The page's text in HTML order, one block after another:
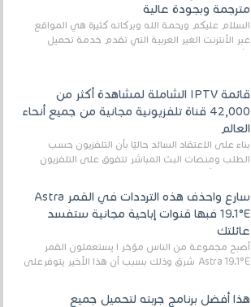
مترجمة وبجودة عالية
السلام عليكم ورحمة الله وبركاته كثيرة هي المواقع
عبر الأنترنت الغير العربية التي تقدم خدمة تحميل
الأفلام على التورنت ، ومعظم هذه المواقع ل...
قائمة IPTV الشاملة لمشاهدة أكثر من
42,000 قناة تلفزيونية مجانية من جميع أنحاء
العالم
بناءً على الاعتقاد السائد حاليًا بأن التلفزيون حسب
الطلب ومنصات البث المباشر تتفوق على التلفزيون
الرقمي الأرضي التقليدي، يُعدّ IPTV-org خيار...
سارع واحذف هذه الترددات في القمر Astra
19.1°E فبها قنوات إباحية مجانية ستفسد
عائلتك
أصبح مجموعة من الناس مؤخر ا يستعملون القمر
Astra 19.1°E شرق وذلك بسبب أن هذا الأخير يتوفرعلى
هذا أفضل برنامج جربته لتحميل جميع